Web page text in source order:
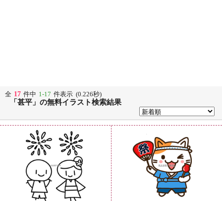
全 17 件中 1-17 件表示 (0.226秒)
「甚平」の無料イラスト検索結果